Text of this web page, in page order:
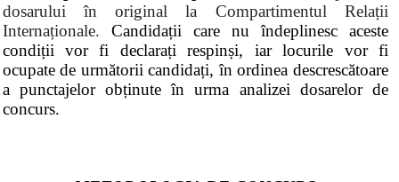
dosarului în original la Compartimentul Relații
Internaționale. Candidații care nu îndeplinesc aceste
condiții vor fi declarați respinși, iar locurile vor fi
ocupate de următorii candidați, în ordinea descrescătoare
a punctajelor obținute în urma analizei dosarelor de
concurs.